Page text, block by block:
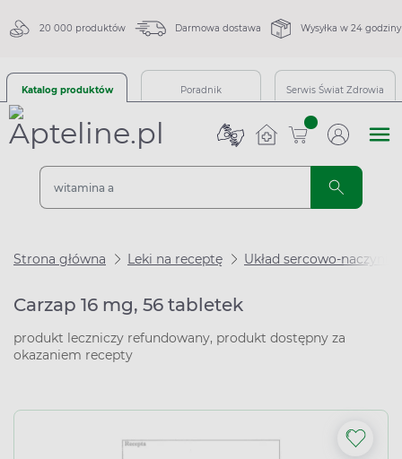
20 000 produktów Darmowa dostawa Wysyłka w 24 godziny
Katalog produktów Poradnik Serwis Świat Zdrowia
sztuk
Strona główna Leki na receptę Układ sercowo-
Carzap 16 mg, 56 tabletek
produkt leczniczy refundowany, produkt dostępny za
okazaniem recepty